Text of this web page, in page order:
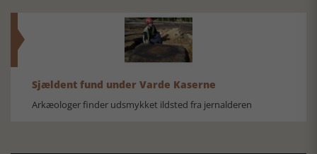
Sjældent fund under Varde Kaserne
Arkæologer finder udsmykket ildsted fra jernalderen